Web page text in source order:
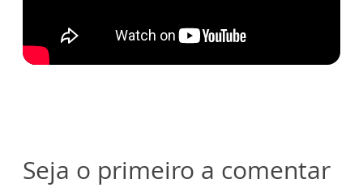
Seja o primeiro a comentar